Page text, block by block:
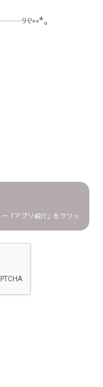
｡
「アプリ紹介」をクリッ